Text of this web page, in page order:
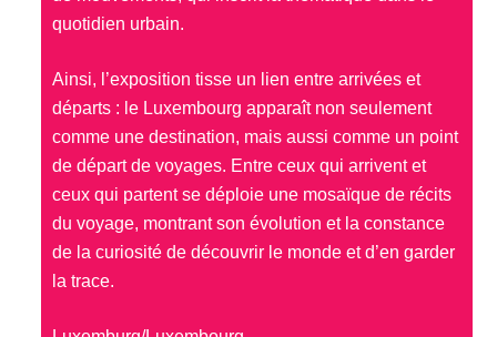
quotidien urbain.
Ainsi, l’exposition tisse un lien entre arrivées et
départs : le Luxembourg apparaît non seulement
comme une destination, mais aussi comme un point
de départ de voyages. Entre ceux qui arrivent et
ceux qui partent se déploie une mosaïque de récits
du voyage, montrant son évolution et la constance
de la curiosité de découvrir le monde et d’en garder
la trace.